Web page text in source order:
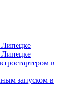
Липецке
Липецке
в
запуском в